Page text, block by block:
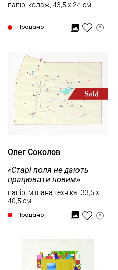
папір, колаж, 43,5 x 24 см
Продано
Олег Соколов
«Старі поля не дають
працювати новим»
папір, мішана техніка, 33,5 x
40,5 см
Продано